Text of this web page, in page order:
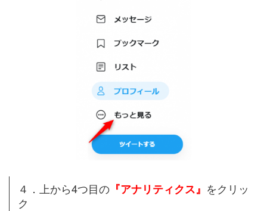
４．上から4つ目の『アナリティクス』 をクリッ
ク